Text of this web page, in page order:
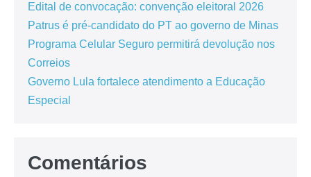
Edital de convocação: convenção eleitoral 2026
Patrus é pré-candidato do PT ao governo de Minas
Programa Celular Seguro permitirá devolução nos
Correios
Governo Lula fortalece atendimento a Educação
Especial
Comentários